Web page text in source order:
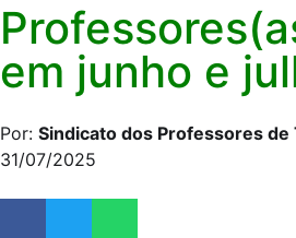
em junho e
Por: Sindicato dos Professores de
31/07/2025